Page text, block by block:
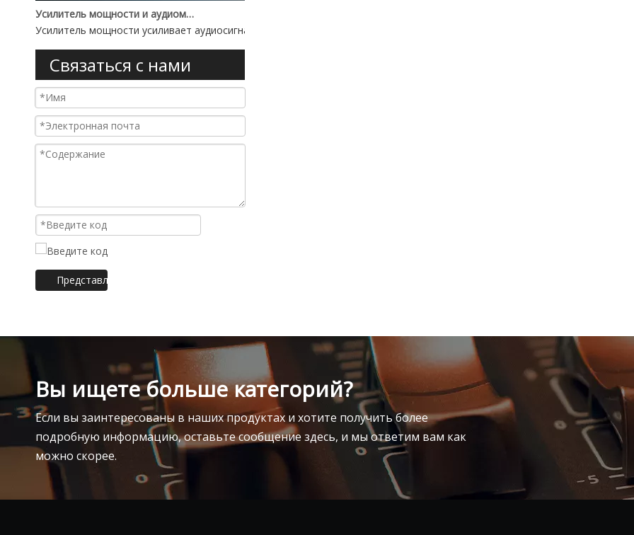
Усилитель мощности и аудиомикшер: в чем разница?
Усилитель мощности усиливает аудиосигналы для питания динамиков, а аудиомикшер смешивает несколько
Связаться с нами
Представлять на рассмотрение
Вы ищете больше категорий?
Если вы заинтересованы в наших продуктах и хотите получить более
подробную информацию, оставьте сообщение здесь, и мы ответим вам как
можно скорее.